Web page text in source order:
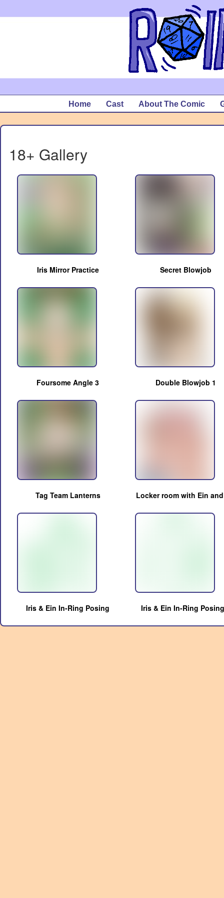
Home Cast About The Comic
18+ Gallery
Iris Mirror Practice Secret Blowjob
Foursome Angle 3 Double Blowjob 1
Tag Team Lanterns Locker room with Ein
Iris & Ein In-Ring Posing Iris & Ein In-Ring